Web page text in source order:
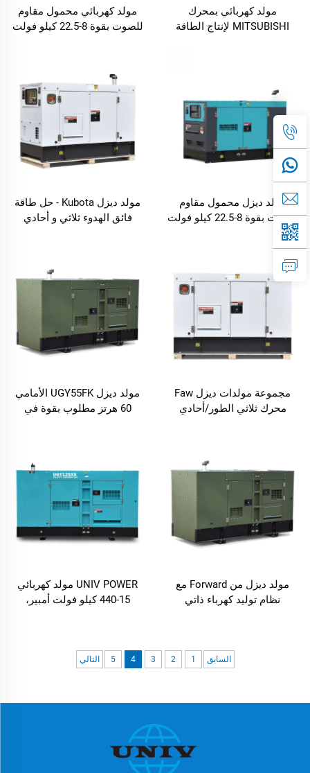
مولد كهربائي بمحرك
MITSUBISHI لإنتاج الطاقة
مولد كهربائي محمول مقاوم
للصوت بقوة 8-22.5 كيلو فولت
مولد ديزل محمول مقاوم
للصوت بقوة 8-22.5 كيلو فولت
للاستخدام المنزلي والمكتبي
مولد ديزل Kubota - حل طاقة
فائق الهدوء ثلاثي و أحادي
مجموعة مولدات ديزل Faw
محرك ثلاثي الطور/أحادي
مولد ديزل UGY55FK الأمامي
60 هرتز مطلوب بقوة في
مولد ديزل من Forward مع
نظام توليد كهرباء ذاتي
UNIV POWER مولد كهربائي
15-440 كيلو فولت أمبير،
السابق 1
2
3
4
5 التالي